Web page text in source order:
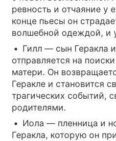
ревность и отчаяние у
конце пьесы он
волшебной одеждой, и
Гилл — сын Геракла
отправляется на
матери. Он
Геракле и становится
трагических событий,
родителями.
Иола — пленница и
Геракла, которую он